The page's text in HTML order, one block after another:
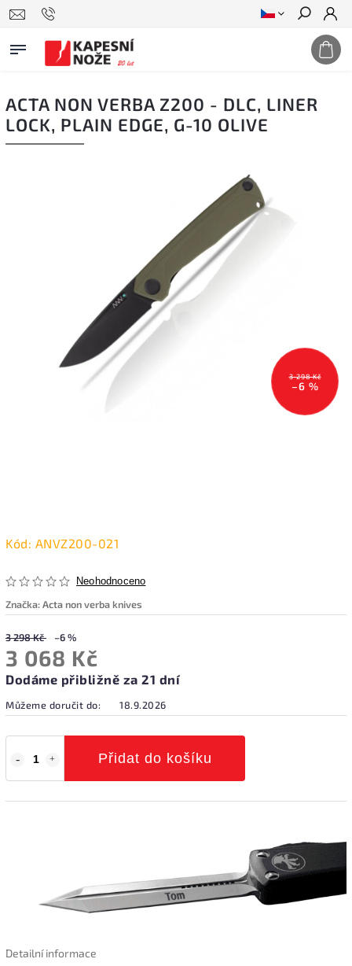
Hledat
ACTA NON VERBA Z200 - DLC, LINER
LOCK, PLAIN EDGE, G-10 OLIVE
3 298 Kč
–6 %
Kód: ANVZ200-021
Neohodnoceno
Značka:Acta non verba knives
3 298 Kč –6 %
3 068 Kč
Dodáme přibližně za 21 dní
Můžeme doručit do: 18.9.2026
Přidat do košíku
Detailní informace